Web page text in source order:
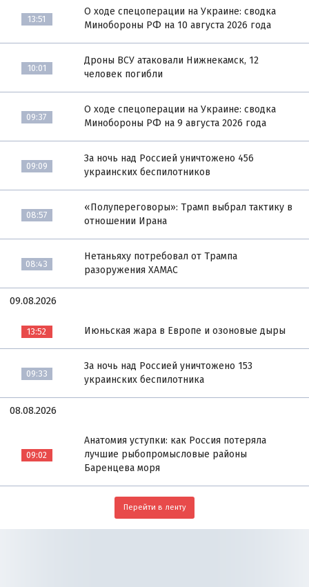
13:51
О ходе спецоперации на Украине: сводка
Минобороны РФ на 10 августа 2026 года
10:01
Дроны ВСУ атаковали Нижнекамск, 12
человек погибли
09:37
О ходе спецоперации на Украине: сводка
Минобороны РФ на 9 августа 2026 года
09:09
За ночь над Россией уничтожено 456
украинских беспилотников
08:57
«Полупереговоры»: Трамп выбрал тактику в
отношении Ирана
08:43
Нетаньяху потребовал от Трампа
разоружения ХАМАС
09.08.2026
13:52 Июньская жара в Европе и озоновые дыры
09:33
За ночь над Россией уничтожено 153
украинских беспилотника
08.08.2026
09:02
Анатомия уступки: как Россия потеряла
лучшие рыбопромысловые районы
Баренцева моря
Перейти в ленту